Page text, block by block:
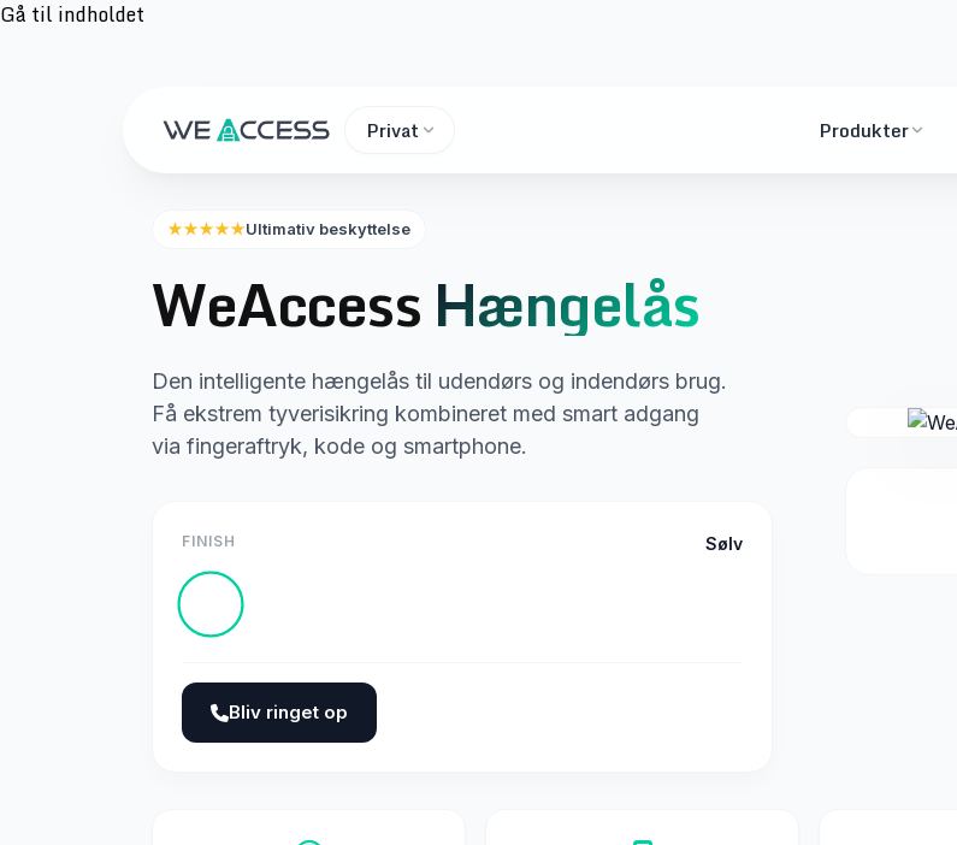
Gå til indholdet
Privat Produkter
★★★★★Ultimativ beskyttelse
WeAccessHængelås
Den intelligente hængelås til udendørs og indendørs brug.
Få ekstrem tyverisikring kombineret med smart adgang
via fingeraftryk, kode og smartphone.
FINISH Sølv
Bliv ringet op